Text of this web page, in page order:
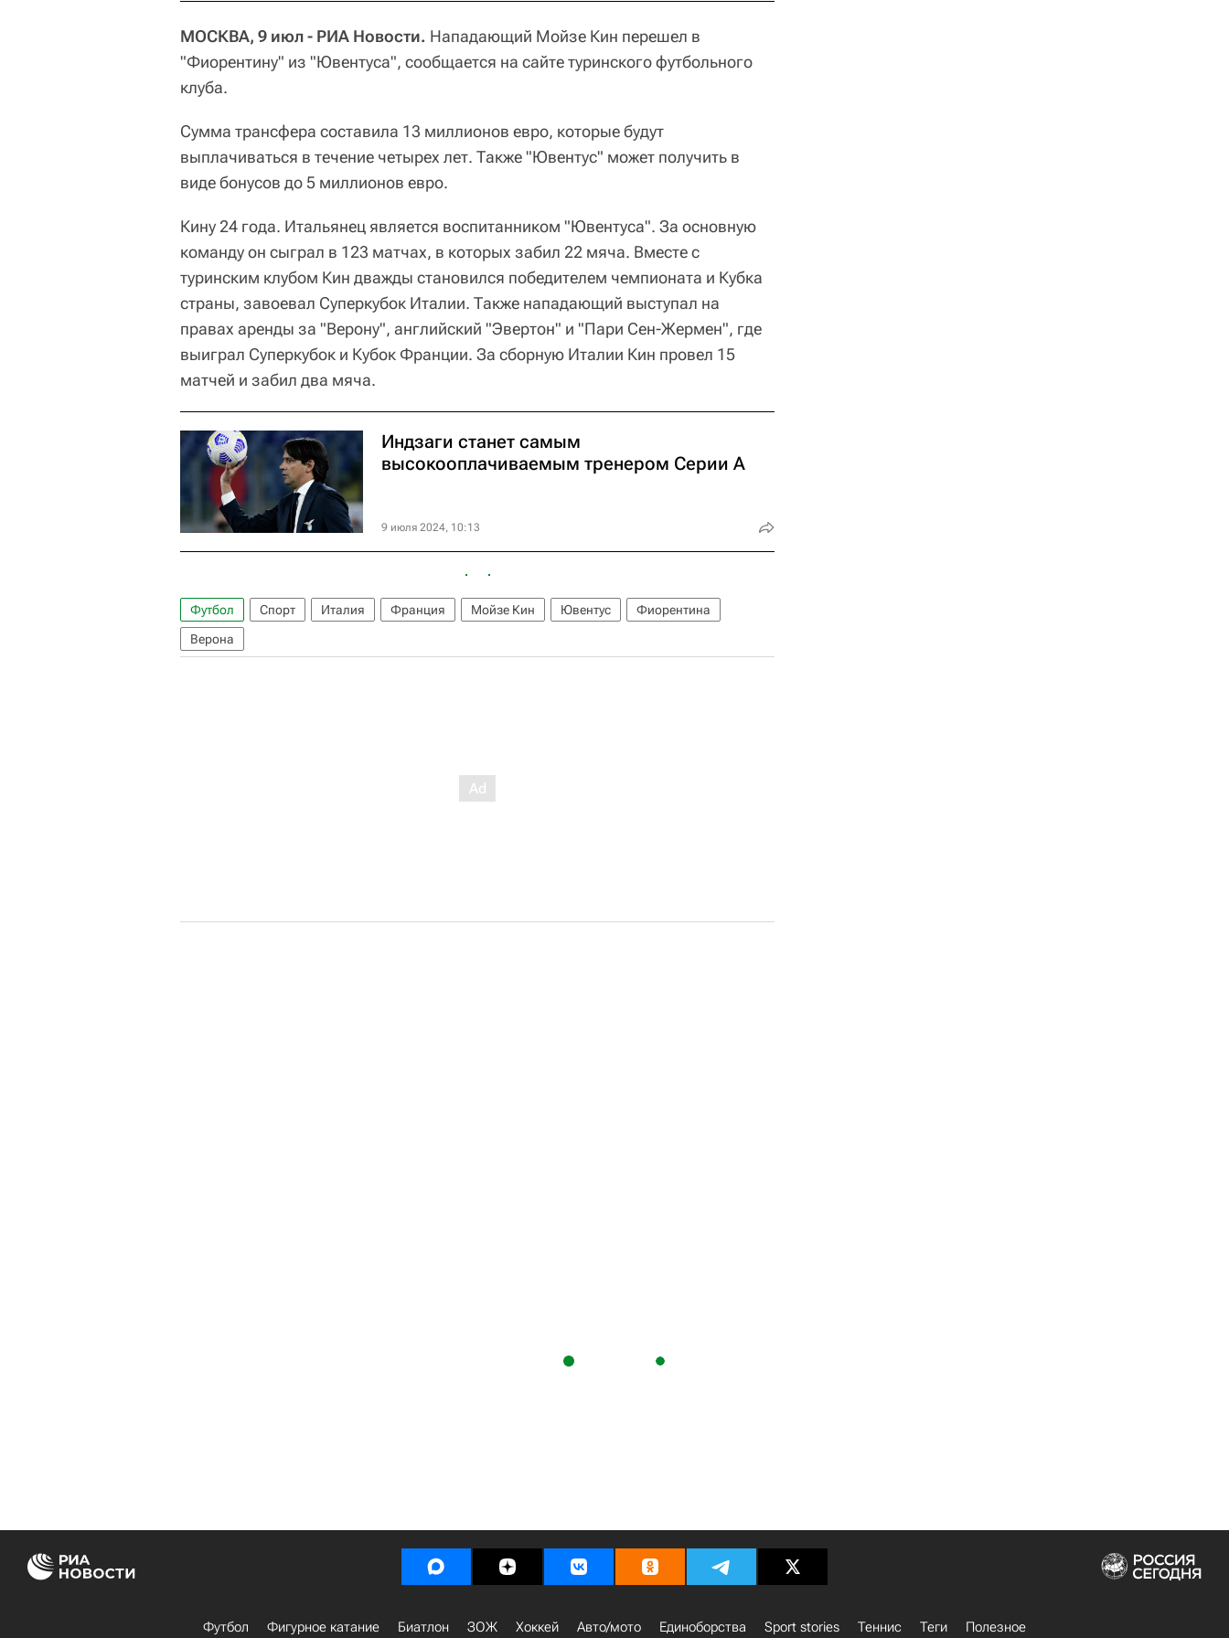
МОСКВА, 9 июл - РИА Новости. Нападающий Мойзе Кин перешел в
"Фиорентину" из "Ювентуса", сообщается на сайте туринского футбольного
клуба.
Сумма трансфера составила 13 миллионов евро, которые будут
выплачиваться в течение четырех лет. Также "Ювентус" может получить в
виде бонусов до 5 миллионов евро.
Кину 24 года. Итальянец является воспитанником "Ювентуса". За основную
команду он сыграл в 123 матчах, в которых забил 22 мяча. Вместе с
туринским клубом Кин дважды становился победителем чемпионата и Кубка
страны, завоевал Суперкубок Италии. Также нападающий выступал на
правах аренды за "Верону", английский "Эвертон" и "Пари Сен-Жермен", где
выиграл Суперкубок и Кубок Франции. За сборную Италии Кин провел 15
матчей и забил два мяча.
Индзаги станет самым
высокооплачиваемым тренером Серии А
9 июля 2024, 10:13
Футбол Спорт Италия Франция Мойзе Кин Ювентус
Фиорентина
Верона
Футбол Фигурное катание Биатлон ЗОЖ Хоккей Авто/мото Единоборства Sport stories Теннис Теги Полезное